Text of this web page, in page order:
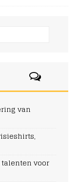
van
talenten voor